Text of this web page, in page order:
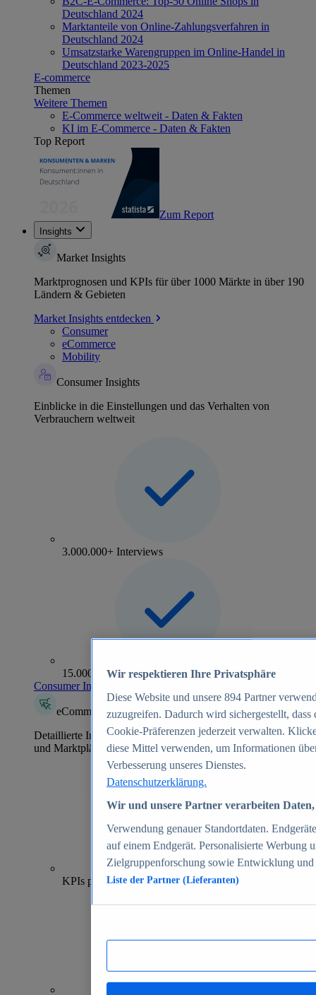
Deutschland 2024
Marktanteile von Online-Zahlungsverfahren in
Deutschland 2024
Umsatzstarke Warengruppen im Online-Handel in
Deutschland 2023-2025
E-commerce
Themen
Weitere Themen
E-Commerce weltweit - Daten & Fakten
KI im E-Commerce - Daten & Fakten
Top Report
Zum Report
Insights
Market Insights
Marktprognosen und KPIs für über 1000 Märkte in über 190
Ländern & Gebieten
Market Insights entdecken
Consumer
eCommerce
Mobility
Consumer Insights
Einblicke in die Einstellungen und das Verhalten von
Verbrauchern weltweit
3.000.000+ Interviews
15.000+ Marken
Consumer Insights entdecken
eCommerce Insights
Detaillierte Informationen zu mehr als 39.000 Online-Shops
und Marktplätzen
70+
KPIs pro Shop
Wir respektieren Ihre Privatsphäre
Diese Website und unsere 894 Partner
zuzugreifen. Dadurch wird sichergestellt,
Cookie-Präferenzen jederzeit verwalten.
diese Mittel verwenden, um Informationen
Verbesserung unseres Dienstes.
Datenschutzerklärung.
Wir und unsere Partner verarbeiten
Verwendung genauer Standortdaten.
auf einem Endgerät. Personalisierte Werbung
Zielgruppenforschung sowie Entwicklung
Liste der Partner (Lieferanten)